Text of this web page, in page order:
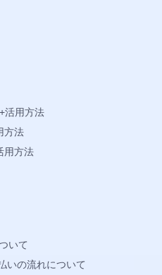
活用方法
方法
用方法
いて
いの流れについて